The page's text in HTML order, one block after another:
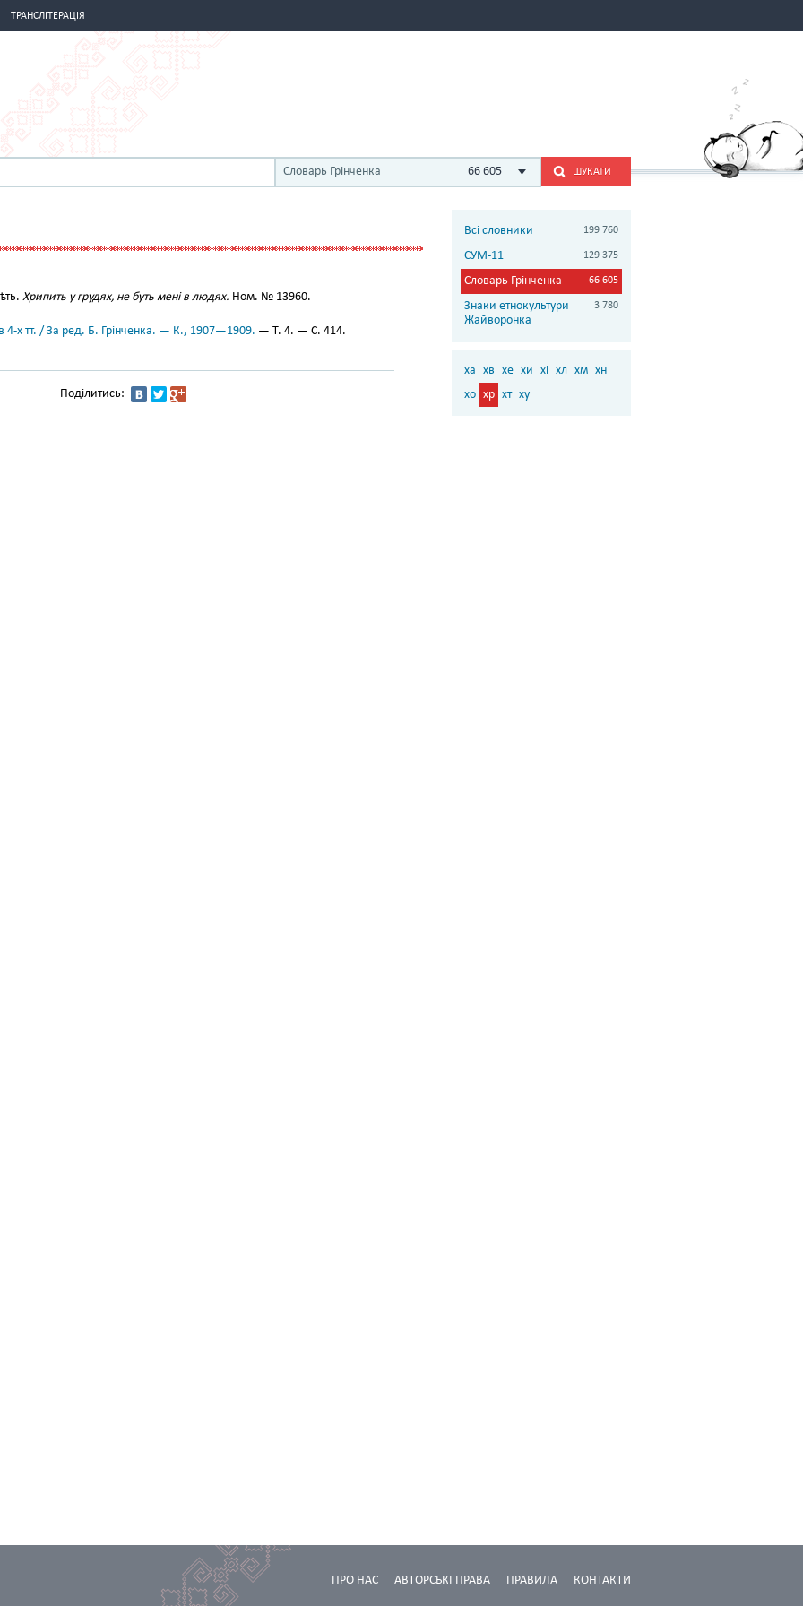
ТРАНСЛІТЕРАЦІЯ
Словарь Грінченка 66 605 ШУКАТИ
Хрипить у грудях, не буть мені в людях. Ном. № 13960.
4-х тт. / За ред. Б. Грінченка. — К., 1907—1909. — Т. 4. — С. 414.
Поділитись:
Всі словники 199 760
СУМ-11 129 375
Словарь Грінченка 66 605
Знаки етнокультури
Жайворонка
3 780
ха хв хе хи хі хл хм хн
хо хр хт ху
КОНТАКТИ
ПРАВИЛА
АВТОРСЬКІ ПРАВА
ПРО НАС